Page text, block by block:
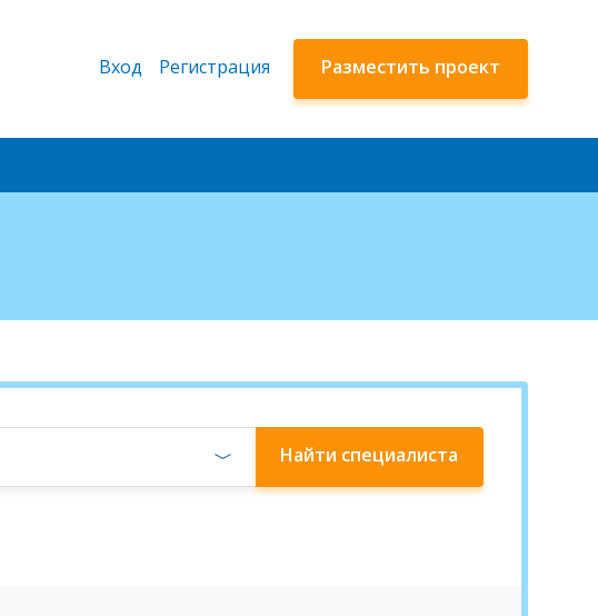
Найти специалиста
Вход Регистрация Разместить проект